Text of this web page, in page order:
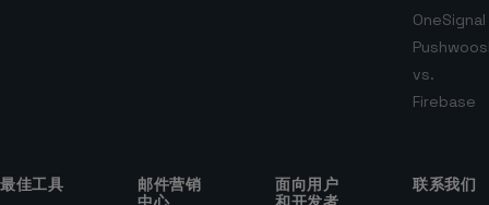
OneSignal
vs.
Firebase
最佳工具
邮件营销
面向用户
联系我们